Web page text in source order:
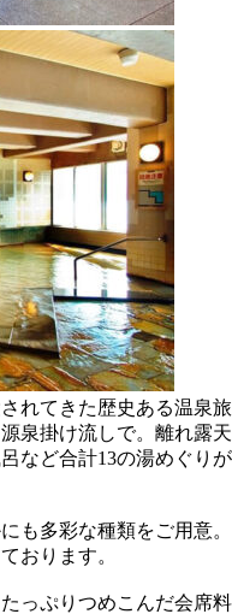
れてきた歴史ある温泉旅
泉掛け流しで。離れ露天
など合計13の湯めぐりが
も多彩な種類をご用意。
おります。
っぷりつめこんだ会席料